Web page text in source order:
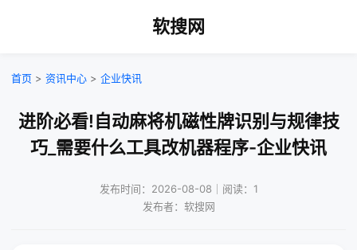
软搜网
首页 > 资讯中心 > 企业快讯
进阶必看!自动麻将机磁性牌识别与规律技
巧_需要什么工具改机器程序-企业快讯
发布时间：2026-08-08｜阅读：1
发布者：软搜网